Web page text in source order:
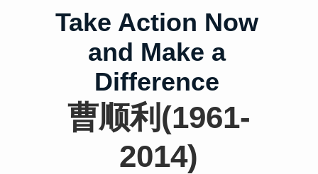
Take Action Now
and Make a
Difference
曹顺利(1961-
2014)